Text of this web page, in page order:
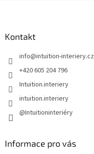
Kontakt
info@intuition-interiery.cz
+420 605 204 796
Intuition.interiery
intuition.interiery
@Intuitioninteriéry
Informace pro vás